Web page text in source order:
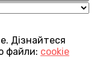
Дізнайтеся
файли: cookie